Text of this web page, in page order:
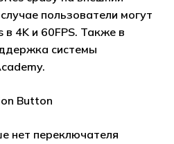
Go to shop
пользователи могут
в 4K и 60FPS. Также в
системы
Button
нет переключателя